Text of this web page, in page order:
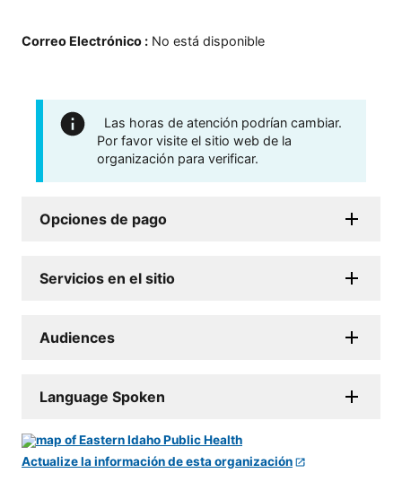
Correo Electrónico : No está disponible
Las horas de atención podrían cambiar.
Por favor visite el sitio web de la
organización para verificar.
Opciones de pago
Servicios en el sitio
Audiences
Language Spoken
Actualize la información de esta organización